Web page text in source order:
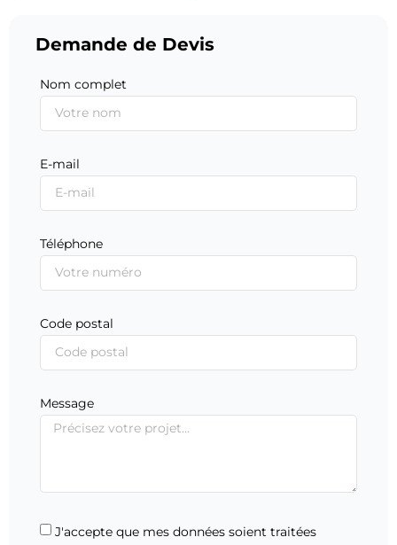
Demande de Devis
Nom complet
E-mail
Téléphone
Code postal
Message
J'accepte que mes données soient traitées